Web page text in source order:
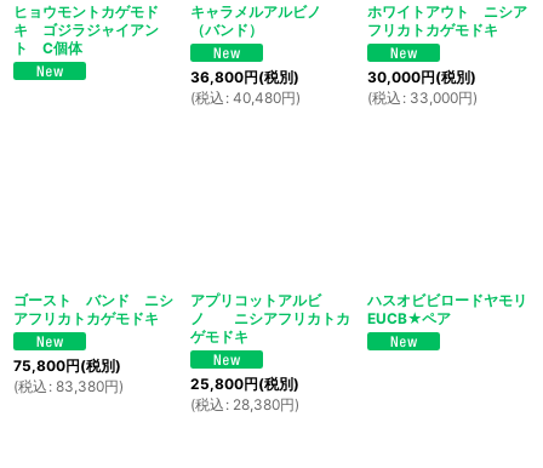
ヒョウモントカゲモド
キ ゴジラジャイアン
ト C個体
キャラメルアルビノ
（バンド）
36,800円(税別)
(税込 : 40,480円)
ホワイトアウト ニシア
フリカトカゲモドキ
30,000円(税別)
(税込 : 33,000円)
ゴースト バンド ニシ
アフリカトカゲモドキ
75,800円(税別)
(税込 : 83,380円)
アプリコットアルビ
ノ ニシアフリカトカ
ゲモドキ
25,800円(税別)
(税込 : 28,380円)
ハスオビビロードヤモリ
EUCB★ペア